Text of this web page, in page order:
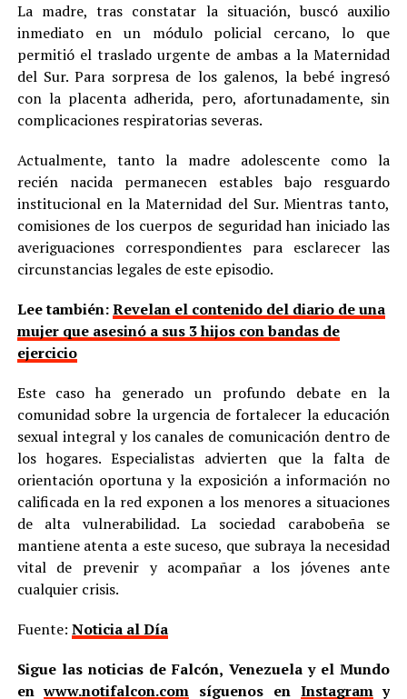
La madre, tras constatar la situación, buscó auxilio
inmediato en un módulo policial cercano, lo que
permitió el traslado urgente de ambas a la Maternidad
del Sur. Para sorpresa de los galenos, la bebé ingresó
con la placenta adherida, pero, afortunadamente, sin
complicaciones respiratorias severas.
Actualmente, tanto la madre adolescente como la
recién nacida permanecen estables bajo resguardo
institucional en la Maternidad del Sur. Mientras tanto,
comisiones de los cuerpos de seguridad han iniciado las
averiguaciones correspondientes para esclarecer las
circunstancias legales de este episodio.
Lee también:Revelan el contenido del diario de una
mujer que asesinó a sus 3 hijos con bandas de
ejercicio
Este caso ha generado un profundo debate en la
comunidad sobre la urgencia de fortalecer la educación
sexual integral y los canales de comunicación dentro de
los hogares. Especialistas advierten que la falta de
orientación oportuna y la exposición a información no
calificada en la red exponen a los menores a situaciones
de alta vulnerabilidad. La sociedad carabobeña se
mantiene atenta a este suceso, que subraya la necesidad
vital de prevenir y acompañar a los jóvenes ante
cualquier crisis.
Fuente: Noticia al Día
Sigue las noticias de Falcón, Venezuela y el Mundo
enwww.notifalcon.com síguenos en Instagramy